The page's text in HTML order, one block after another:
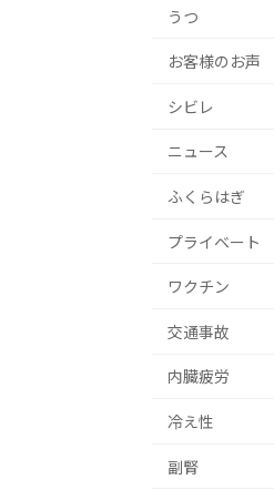
うつ
お客様のお声
シビレ
ニュース
ふくらはぎ
プライベート
ワクチン
交通事故
内臓疲労
冷え性
副腎